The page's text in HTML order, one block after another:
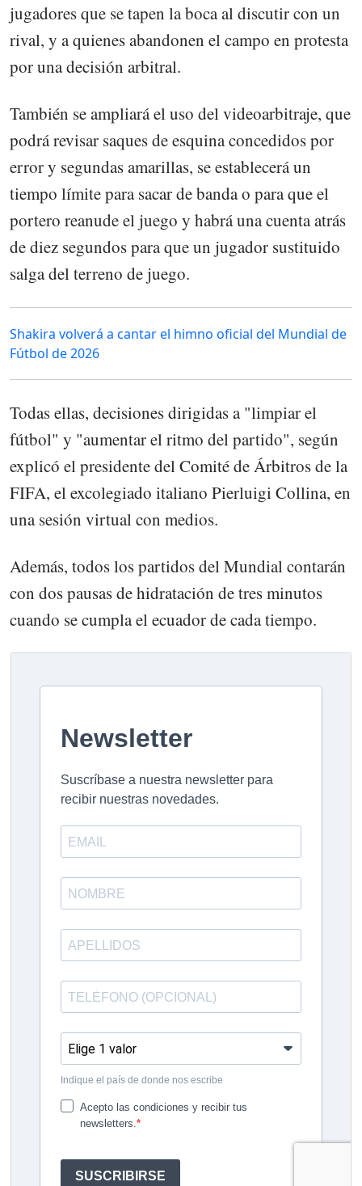
jugadores que se tapen la boca al discutir con un
rival, y a quienes abandonen el campo en protesta
por una decisión arbitral.
También se ampliará el uso del videoarbitraje, que
podrá revisar saques de esquina concedidos por
error y segundas amarillas, se establecerá un
tiempo límite para sacar de banda o para que el
portero reanude el juego y habrá una cuenta atrás
de diez segundos para que un jugador sustituido
salga del terreno de juego.
Shakira volverá a cantar el himno oficial del Mundial de
Fútbol de 2026
Todas ellas, decisiones dirigidas a "limpiar el
fútbol" y "aumentar el ritmo del partido", según
explicó el presidente del Comité de Árbitros de la
FIFA, el excolegiado italiano Pierluigi Collina, en
una sesión virtual con medios.
Además, todos los partidos del Mundial contarán
con dos pausas de hidratación de tres minutos
cuando se cumpla el ecuador de cada tiempo.